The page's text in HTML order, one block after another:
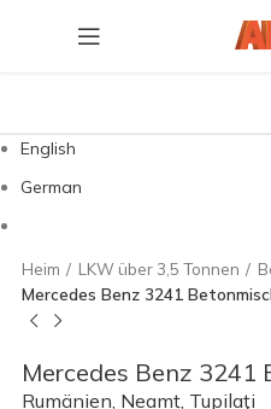
English
German
Heim LKW über 3,5 Tonnen
Mercedes Benz 3241
Mercedes Benz 3241
Rumänien, Neamț, Tupilaţi